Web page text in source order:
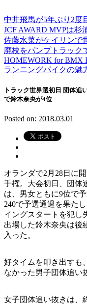
中井飛馬が5年ぶり2
JCF AWARD MVPは杉
佐藤水菜がケイリンで
廃校をパンプトラッ
HOMEWORK for BMX
ランニングバイクの魅
トラック世界選初日 団体追
で鈴木奈央が4位
Posted on: 2018.03.01
オランダで2月28日に
手権。大会初日、団体
は、男女ともに9位で
240で予選通過を果た
イングスタートを犯し
出場した鈴木奈央は後
入った。
好タイムを叩き出すも
なかった男子団体追い
女子団体追い抜きは、